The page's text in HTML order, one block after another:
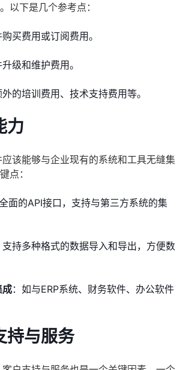
以下是几个参考点：
买费用或订阅费用。
级和维护费用。
外的培训费用、技术支持费用等。
力
该能够与企业现有的系统和工具无缝集
点：
面的API接口，支持与第三方系统的集
支持多种格式的数据导入和导出，方便数
成：如与ERP系统、财务软件、办公软件
持与服务